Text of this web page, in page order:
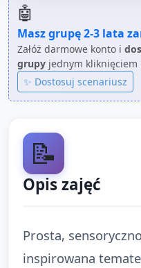
🤖
Masz grupę2-3 lata
Załóż darmowe konto i
grupy jednym kliknięciem
✨ Dostosuj scenariusz
📝
Opis zajęć
Prosta,
inspirowana